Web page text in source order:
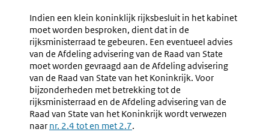
Indien een klein koninklijk rijksbesluit in het kabinet
moet worden besproken, dient dat in de
rijksministerraad te gebeuren. Een eventueel advies
van de Afdeling advisering van de Raad van State
moet worden gevraagd aan de Afdeling advisering
van de Raad van State van het Koninkrijk. Voor
bijzonderheden met betrekking tot de
rijksministerraad en de Afdeling advisering van de
Raad van State van het Koninkrijk wordt verwezen
naar nr. 2.4 tot en met 2.7.